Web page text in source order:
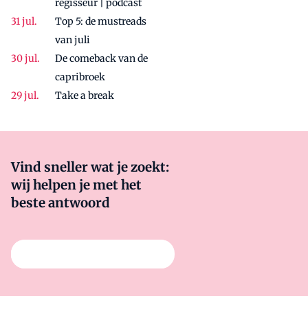
regisseur | podcast
Top 5: de mustreads
van juli
De comeback van de
capribroek
Take a break
Vind sneller wat je zoekt:
wij helpen je met het
beste antwoord
Stel hier je vraag